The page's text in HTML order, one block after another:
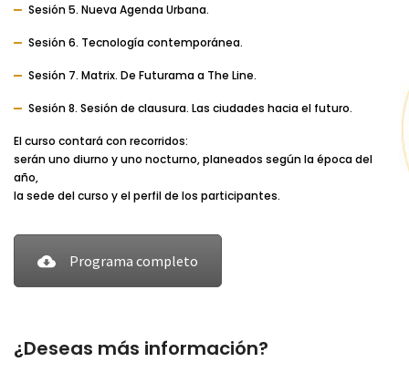
Sesión 5. Nueva Agenda Urbana.
Sesión 6. Tecnología contemporánea.
Sesión 7. Matrix. De Futurama a The Line.
Sesión 8. Sesión de clausura. Las ciudades hacia el futuro.
El curso contará con recorridos:
serán uno diurno y uno nocturno, planeados según la época del
año,
la sede del curso y el perfil de los participantes.
Programa completo
¿Deseas más información?